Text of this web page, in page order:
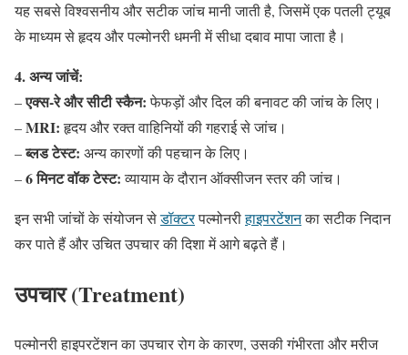
यह सबसे विश्वसनीय और सटीक जांच मानी जाती है, जिसमें एक पतली ट्यूब
के माध्यम से हृदय और पल्मोनरी धमनी में सीधा दबाव मापा जाता है।
4. अन्य जांचें:
–एक्स-रे और सीटी स्कैन:फेफड़ों और दिल की बनावट की जांच के लिए।
–MRI:हृदय और रक्त वाहिनियों की गहराई से जांच।
–ब्लड टेस्ट: अन्य कारणों की पहचान के लिए।
–6 मिनट वॉक टेस्ट:व्यायाम के दौरान ऑक्सीजन स्तर की जांच।
इन सभी जांचों के संयोजन सेडॉक्टरपल्मोनरीहाइपरटेंशनका सटीक निदान
कर पाते हैं और उचित उपचार की दिशा में आगे बढ़ते हैं।
उपचार (Treatment)
पल्मोनरी हाइपरटेंशन का उपचार रोग के कारण, उसकी गंभीरता और मरीज